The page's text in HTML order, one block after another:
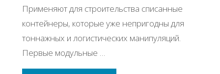
Применяют для строительства списанные
контейнеры, которые уже непригодны для
тоннажных и логистических манипуляций.
Первые модульные …